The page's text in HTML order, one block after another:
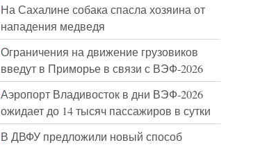
На Сахалине собака спасла хозяина от
нападения медведя
Ограничения на движение грузовиков
введут в Приморье в связи с ВЭФ-2026
Аэропорт Владивосток в дни ВЭФ-2026
ожидает до 14 тысяч пассажиров в сутки
В ДВФУ предложили новый способ